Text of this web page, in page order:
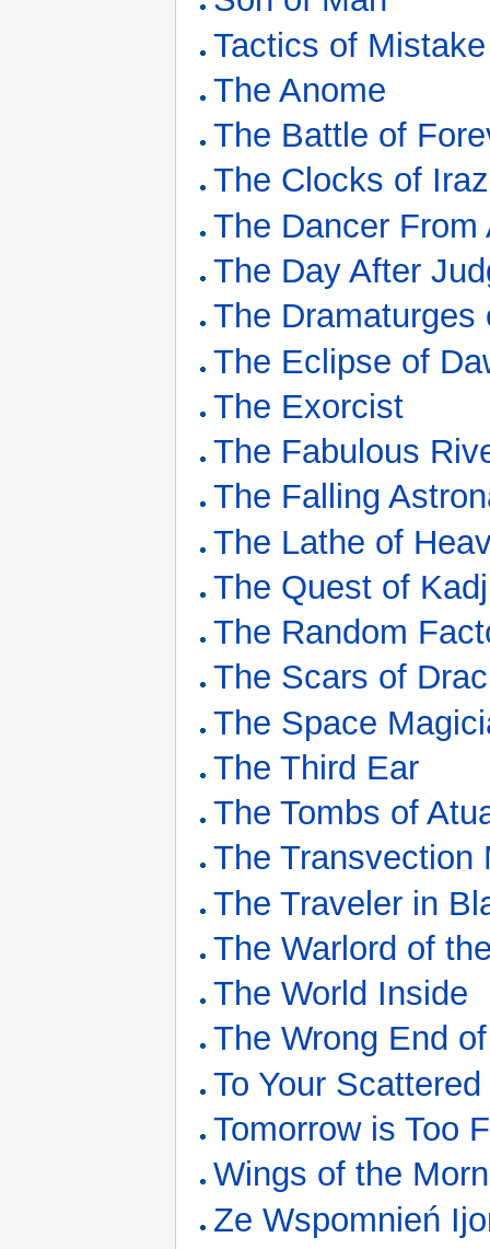
Tactics of Mistake
The Anome
The Battle of
The Clocks of Iraz
The Dancer From
The Day After
The Dramaturges
The Eclipse of
The Exorcist
The Fabulous
The Falling
The Lathe of
The Quest of
The Random
The Scars of
The Space
The Third Ear
The Tombs of
The Transvection
The Traveler in
The Warlord of
The World Inside
The Wrong End
To Your
Tomorrow is Too
Wings of the
Ze Wspomnień